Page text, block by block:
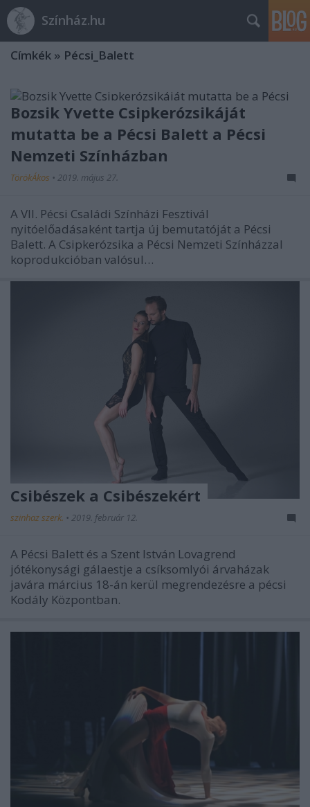
Színház.hu
Címkék » Pécsi_Balett
Bozsik Yvette Csipkerózsikáját
mutatta be a Pécsi Balett a Pécsi
Nemzeti Színházban
TörökÁkos • 2019. május 27.
A VII. Pécsi Családi Színházi Fesztivál
nyitóelőadásaként tartja új bemutatóját a Pécsi
Balett. A Csipkerózsika a Pécsi Nemzeti Színházzal
koprodukcióban valósul…
Csibészek a Csibészekért
szinhaz szerk. • 2019. február 12.
A Pécsi Balett és a Szent István Lovagrend
jótékonysági gálaestje a csíksomlyói árvaházak
javára március 18-án kerül megrendezésre a pécsi
Kodály Központban.